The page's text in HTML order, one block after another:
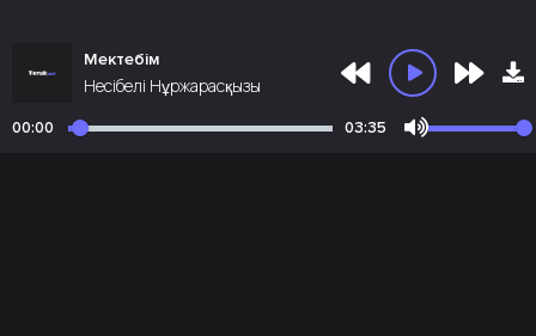
Мектебім
Несібелі Нұржарасқызы
00:00 03:35